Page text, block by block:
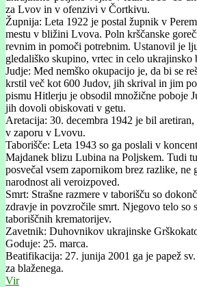
za Lvov in v ofenzivi v Čortkivu.
Župnija: Leta 1922 je postal župnik v
mestu v bližini Lvova. Poln krščanske
revnim in pomoči potrebnim. Ustanovil je
gledališko skupino, vrtec in celo ukrajinsko
Judje: Med nemško okupacijo je, da bi se
krstil več kot 600 Judov, jih skrival in jim
pismu Hitlerju je obsodil množične poboje
jih dovoli obiskovati v getu.
Aretacija: 30. decembra 1942 je bil
v zaporu v Lvovu.
Taborišče: Leta 1943 so ga poslali v
Majdanek blizu Lubina na Poljskem. Tudi
posvečal vsem zapornikom brez razlike, ne
narodnost ali veroizpoved.
Smrt: Strašne razmere v taborišču so
zdravje in povzročile smrt. Njegovo telo so
taboriščnih krematorijev.
Zavetnik: Duhovnikov ukrajinske
Goduje: 25. marca.
Beatifikacija: 27. junija 2001 ga je papež
za blaženega.
Vir